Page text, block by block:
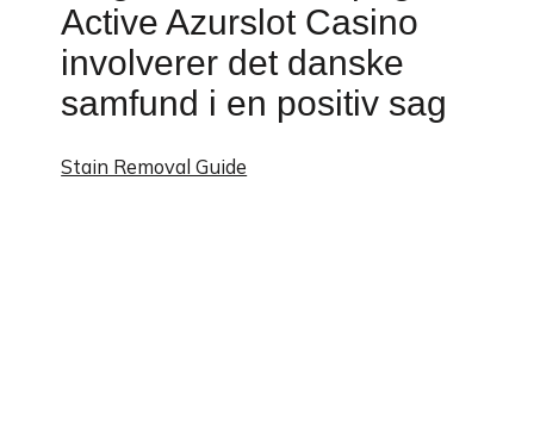
Active Azurslot Casino
involverer det danske
samfund i en positiv sag
Stain Removal Guide